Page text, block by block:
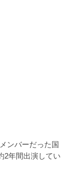
ンバーだった国
2年間出演してい